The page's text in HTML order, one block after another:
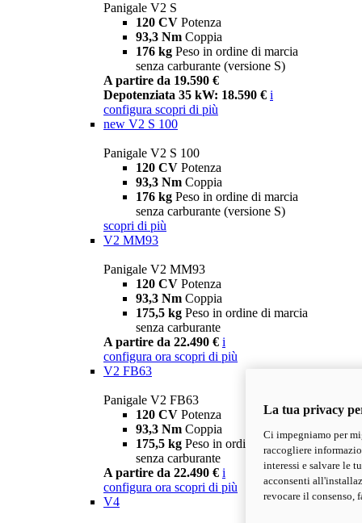
Panigale V2 S
120 CV Potenza
93,3 Nm Coppia
176 kg Peso in ordine di marcia
senza carburante (versione S)
A partire da 19.590 €
Depotenziata 35 kW: 18.590 € i
configura scopri di più
new V2 S 100
Panigale V2 S 100
120 CV Potenza
93,3 Nm Coppia
176 kg Peso in ordine di marcia
senza carburante (versione S)
scopri di più
V2 MM93
Panigale V2 MM93
120 CV Potenza
93,3 Nm Coppia
175,5 kg Peso in ordine di marcia
senza carburante
A partire da 22.490 € i
configura ora scopri di più
V2 FB63
Panigale V2 FB63
120 CV Potenza
93,3 Nm Coppia
175,5 kg Peso in ordine di marcia
senza carburante
A partire da 22.490 € i
configura ora scopri di più
V4
La tua privacy
Ci impegniamo per
raccogliere
interessi e salvare le
acconsenti
revocare il consenso,